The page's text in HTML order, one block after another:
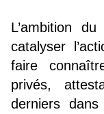
L’ambition
catalyser
faire
privés,
derniers